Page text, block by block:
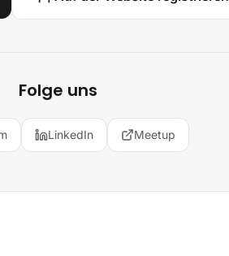
Folge uns
LinkedIn Meetup